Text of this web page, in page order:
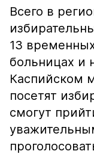
Всего в
13
больницах и
Каспийском
посетят
смогут